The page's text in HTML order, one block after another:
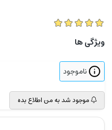
ویژگی ها
ناموجود
موجود شد به من اطلاع بده